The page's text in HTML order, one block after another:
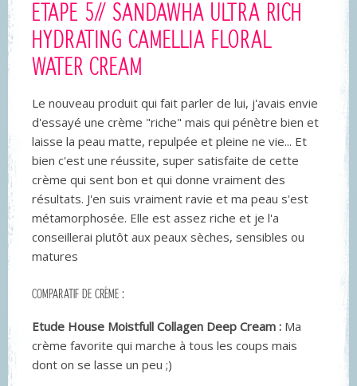
ETAPE 5// SANDAWHA ULTRA RICH
HYDRATING CAMELLIA FLORAL
WATER CREAM
Le nouveau produit qui fait parler de lui, j'avais envie
d'essayé une crème "riche" mais qui pénètre bien et
laisse la peau matte, repulpée et pleine ne vie... Et
bien c'est une réussite, super satisfaite de cette
crème qui sent bon et qui donne vraiment des
résultats. J'en suis vraiment ravie et ma peau s'est
métamorphosée. Elle est assez riche et je l'a
conseillerai plutôt aux peaux sèches, sensibles ou
matures
COMPARATIF DE CRÉME :
Etude House Moistfull Collagen Deep Cream : Ma
crème favorite qui marche à tous les coups mais
dont on se lasse un peu ;)